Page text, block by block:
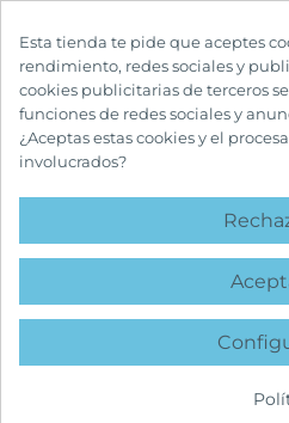
INICIO CUIDADOS FACIALES
Esta tienda te pide que aceptes
rendimiento, redes sociales y
cookies publicitarias de terceros
funciones de redes sociales y
¿Aceptas estas cookies y el
involucrados?